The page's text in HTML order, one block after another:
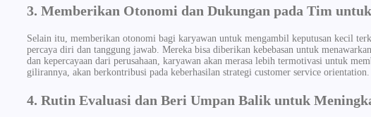
3. Memberikan Otonomi dan Dukungan pada Tim
Selain itu, memberikan otonomi bagi karyawan untuk mengambil keputusan kecil
percaya diri dan tanggung jawab. Mereka bisa diberikan kebebasan untuk
dan kepercayaan dari perusahaan, karyawan akan merasa lebih termotivasi untuk
gilirannya, akan berkontribusi pada keberhasilan strategi customer service orientation.
4. Rutin Evaluasi dan Beri Umpan Balik untuk